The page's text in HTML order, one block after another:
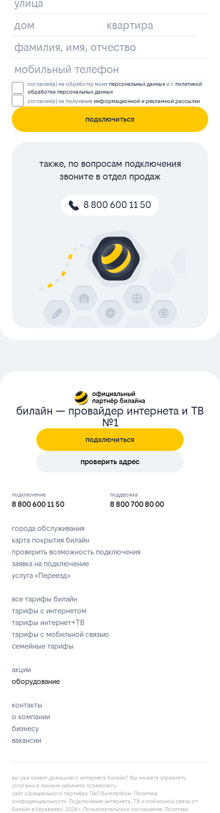
согласен(а) на обработку моих персональных данных и с политикой
обработки персональных данных
согласен(а) на получение информационной и рекламной рассылки
подключиться
также, по вопросам подключения
звоните в отдел продаж
8 800 600 11 50
билайн — провайдер интернета и ТВ
№1
подключиться
проверить адрес
подключение
8 800 600 11 50
поддержка
8 800 700 80 00
города обслуживания
карта покрытия билайн
проверить возможность подключения
заявка на подключение
услуга «Переезд»
все тарифы билайн
тарифы с интернетом
тарифы интернет+ТВ
тарифы с мобильной связью
семейные тарифы
акции
оборудование
контакты
о компании
бизнесу
вакансии
вы уже клиент домашнего интернета билайн? Вы можете управлять
услугами в личнoм кaбинeтe: lk.bееlinе.ru.
сайт официального партнёра ПАО ВымпелКом. Политика
конфиденциальности. Подключение интернета, ТВ и мобильной связи от
билайн в Караваево. 2026 г. Пользовательское соглашение. Политика